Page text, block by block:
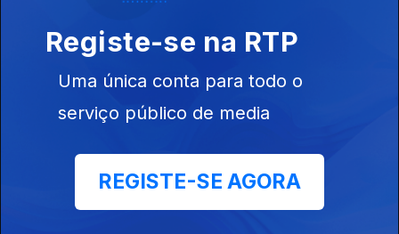
Registe-se na RTP
Uma única conta para todo o
serviço público de media
REGISTE-SE AGORA